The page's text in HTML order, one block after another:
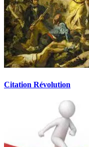
Citation Révolution